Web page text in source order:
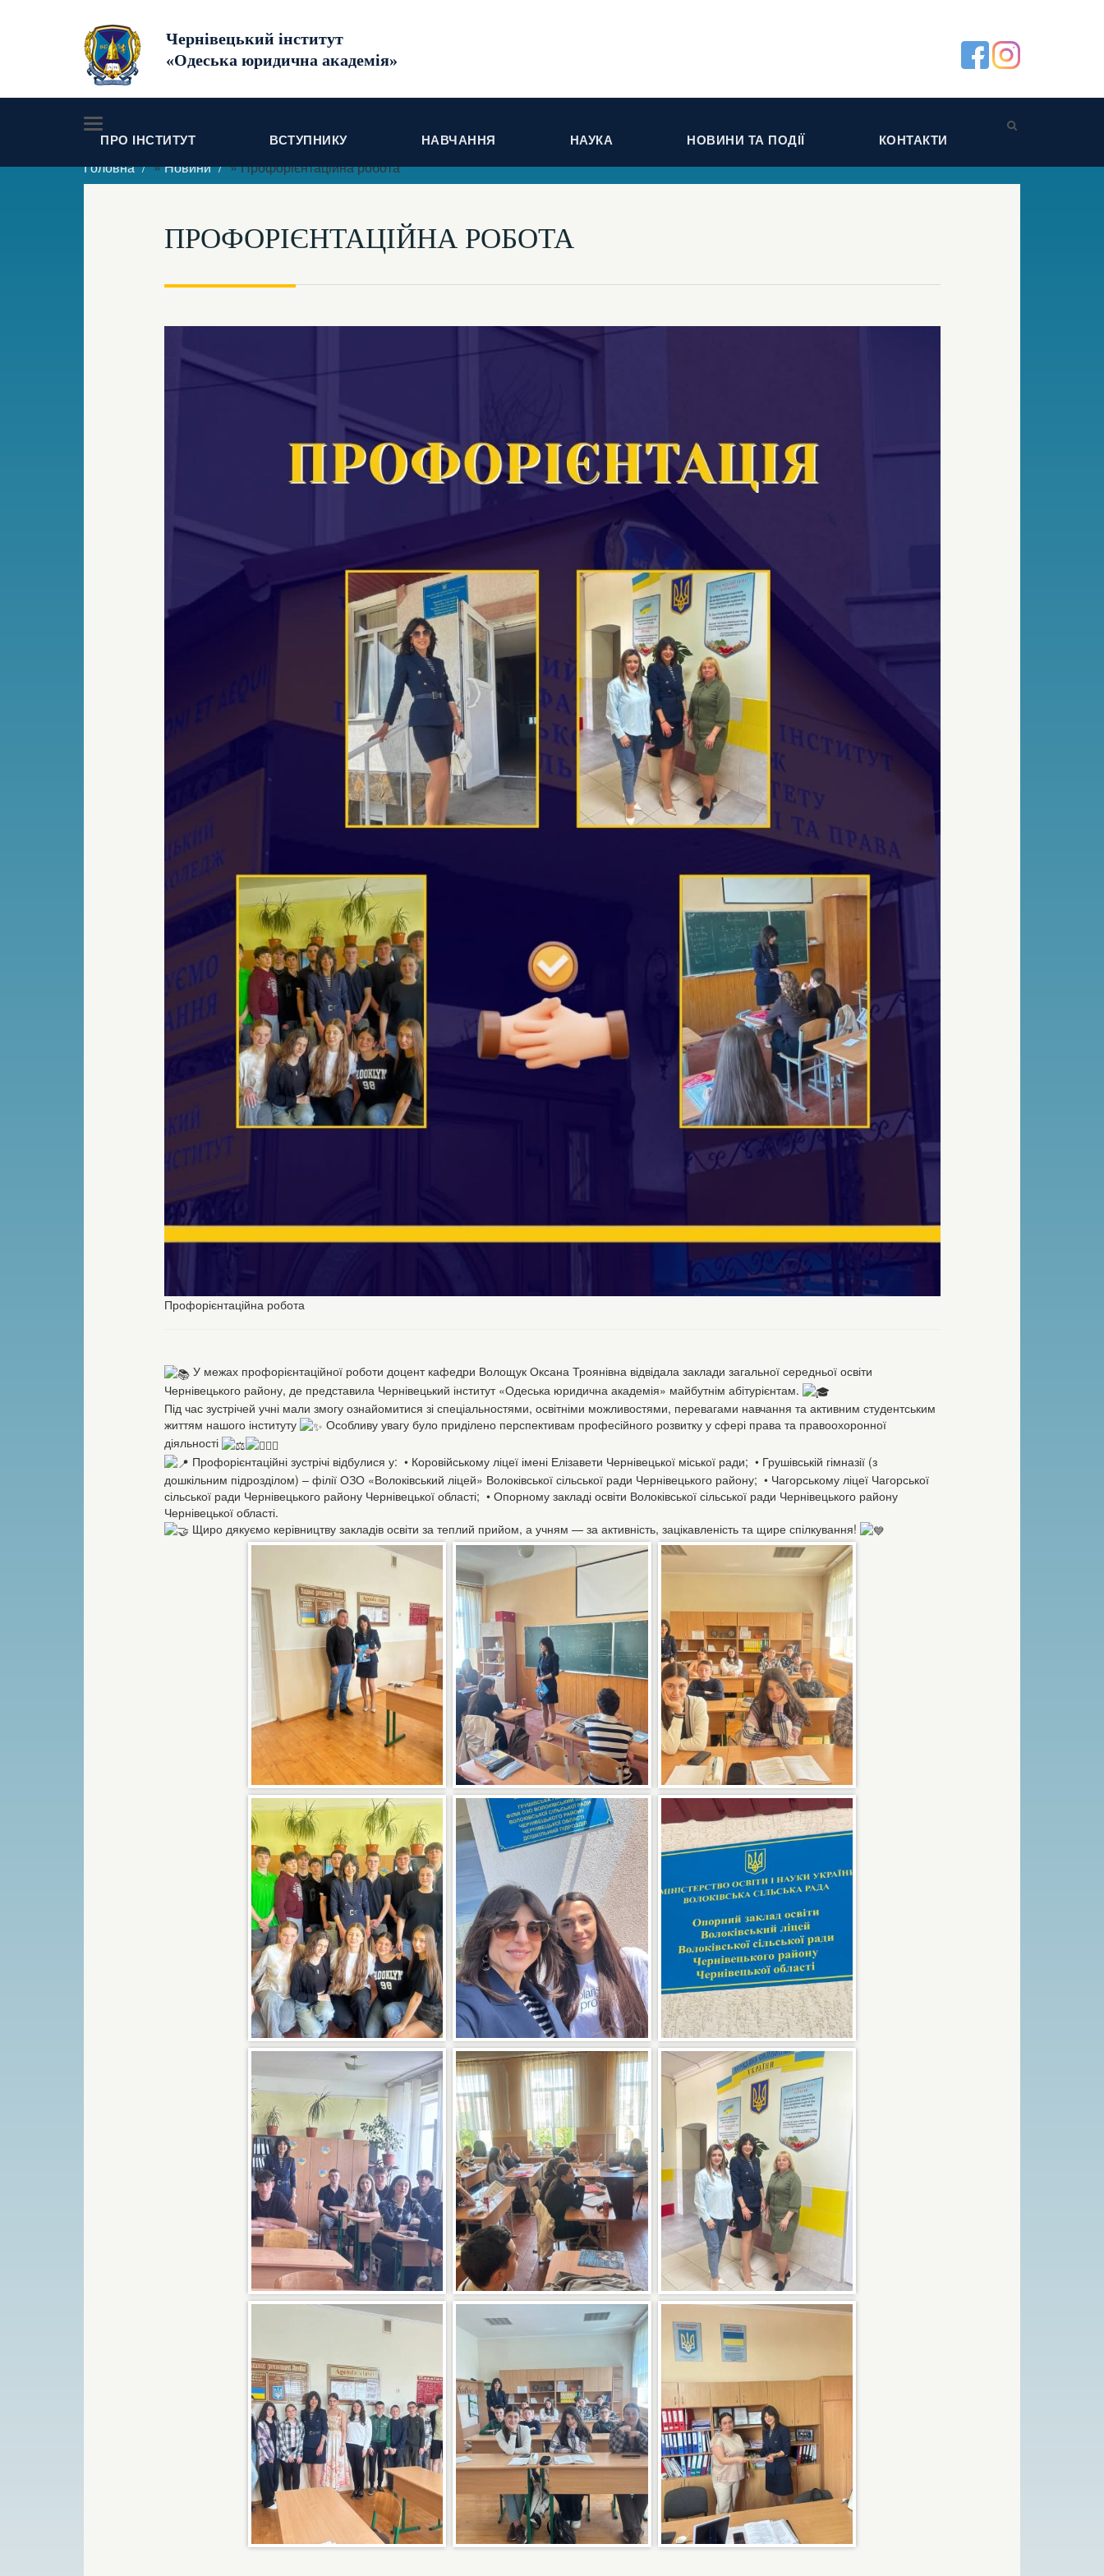
Чернівецький інститут
«Одеська юридична академія»
ПРО ІНСТИТУТ ВСТУПНИКУ НАВЧАННЯ НАУКА НОВИНИ ТА ПОДІЇ КОНТАКТИ
Головна »Новини » Профорієнтаційна робота
ПРОФОРІЄНТАЦІЙНА РОБОТА
Профорієнтаційна робота
У межах профорієнтаційної роботи доцент кафедри Волощук Оксана Троянівна відвідала заклади загальної середньої освіти
Чернівецького району, де представила Чернівецький інститут «Одеська юридична академія» майбутнім абітурієнтам.
Під час зустрічей учні мали змогу ознайомитися зі спеціальностями, освітніми можливостями, перевагами навчання та активним студентським
життям нашого інституту
Особливу увагу було приділено перспективам професійного розвитку у сфері права та правоохоронної
діяльності
Профорієнтаційні зустрічі відбулися у: • Коровійському ліцеї імені Елізавети Чернівецької міської ради; • Грушівській гімназії (з
дошкільним підрозділом) – філії ОЗО «Волоківський ліцей» Волоківської сільської ради Чернівецького району; • Чагорському ліцеї Чагорської
сільської ради Чернівецького району Чернівецької області; • Опорному закладі освіти Волоківської сільської ради Чернівецького району
Чернівецької області.
Щиро дякуємо керівництву закладів освіти за теплий прийом, а учням — за активність, зацікавленість та щире спілкування!